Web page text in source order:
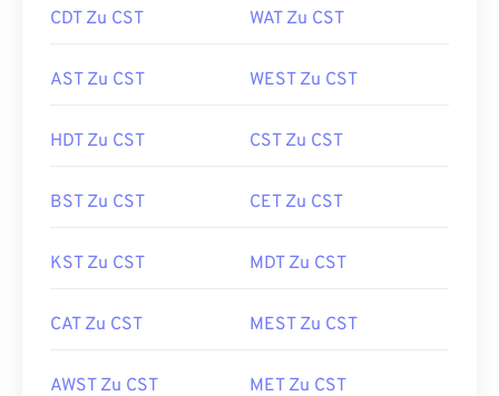
CDT Zu CST WAT Zu CST
AST Zu CST WEST Zu CST
HDT Zu CST CST Zu CST
BST Zu CST CET Zu CST
KST Zu CST MDT Zu CST
CAT Zu CST MEST Zu CST
AWST Zu CST MET Zu CST